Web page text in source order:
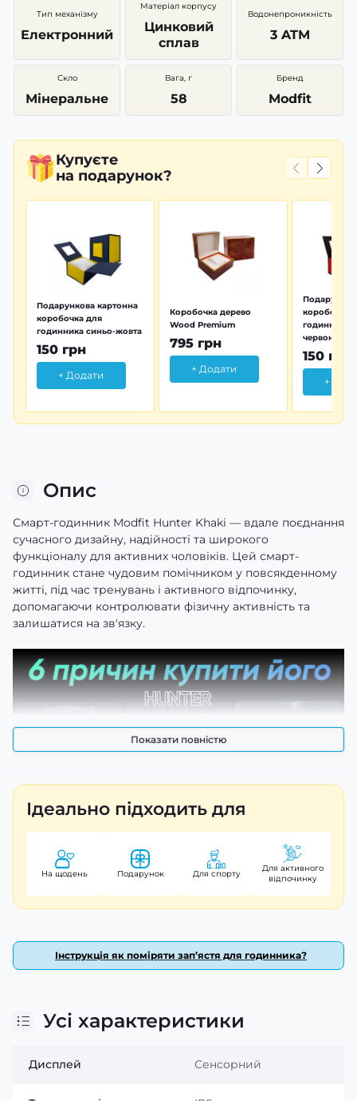
Тип механізму
Електронний
Матеріал корпусу
Цинковий
сплав
Водонепроникність
3 ATM
Скло
Мінеральне
Вага, г
58
Бренд
Modfit
Купуєте
на подарунок?
Подарункова картонна
коробочка для
годинника синьо-жовта
150 грн
+ Додати
Коробочка дерево
Wood Premium
795 грн
+ Додати
коробочка
годинника
червона
150 грн
+
Опис
Смарт-годинник Modfit Hunter Khaki — вдале поєднання
сучасного дизайну, надійності та широкого
функціоналу для активних чоловіків. Цей смарт-
годинник стане чудовим помічником у повсякденному
житті, під час тренувань і активного відпочинку,
допомагаючи контролювати фізичну активність та
залишатися на зв'язку.
Стильний дизайн і комфорт
Поєднання полімеру та сталі забезпечує високу
Показати повністю
Ідеально підходить для
На щодень Подарунок Для спорту
Для активного
відпочинку
Інструкція як поміряти зап’ястя для годинника?
Усі характеристики
Дисплей Сенсорний